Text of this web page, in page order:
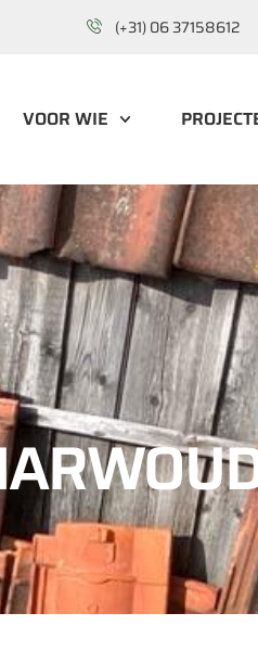
(+31) 06 37158612
VOOR WIE